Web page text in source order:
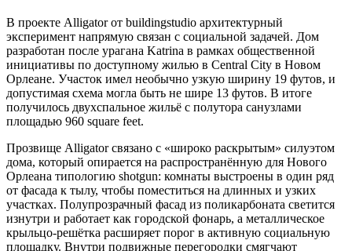
В проекте Alligator от buildingstudio архитектурный
эксперимент напрямую связан с социальной задачей. Дом
разработан после урагана Katrina в рамках общественной
инициативы по доступному жилью в Central City в Новом
Орлеане. Участок имел необычно узкую ширину 19 футов, и
допустимая схема могла быть не шире 13 футов. В итоге
получилось двухспальное жильё с полутора санузлами
площадью 960 square feet.
Прозвище Alligator связано с «широко раскрытым» силуэтом
дома, который опирается на распространённую для Нового
Орлеана типологию shotgun: комнаты выстроены в один ряд
от фасада к тылу, чтобы поместиться на длинных и узких
участках. Полупрозрачный фасад из поликарбоната светится
изнутри и работает как городской фонарь, а металлическое
крыльцо-решётка расширяет порог в активную социальную
площадку. Внутри подвижные перегородки смягчают